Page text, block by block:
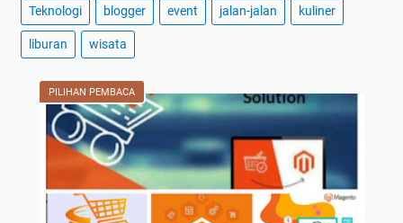
January(1)
(59)
November(2)
October(2)
September(42)
(2)
July(2)
Teknologi blogger event jalan-jalan kuliner
liburan wisata
PILIHAN PEMBACA